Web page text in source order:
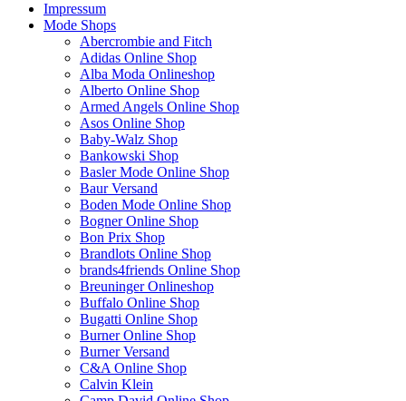
Impressum
Mode Shops
Abercrombie and Fitch
Adidas Online Shop
Alba Moda Onlineshop
Alberto Online Shop
Armed Angels Online Shop
Asos Online Shop
Baby-Walz Shop
Bankowski Shop
Basler Mode Online Shop
Baur Versand
Boden Mode Online Shop
Bogner Online Shop
Bon Prix Shop
Brandlots Online Shop
brands4friends Online Shop
Breuninger Onlineshop
Buffalo Online Shop
Bugatti Online Shop
Burner Online Shop
Burner Versand
C&A Online Shop
Calvin Klein